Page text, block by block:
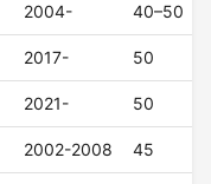
2004- 40–50
2017- 50
2021- 50
2002-2008 45